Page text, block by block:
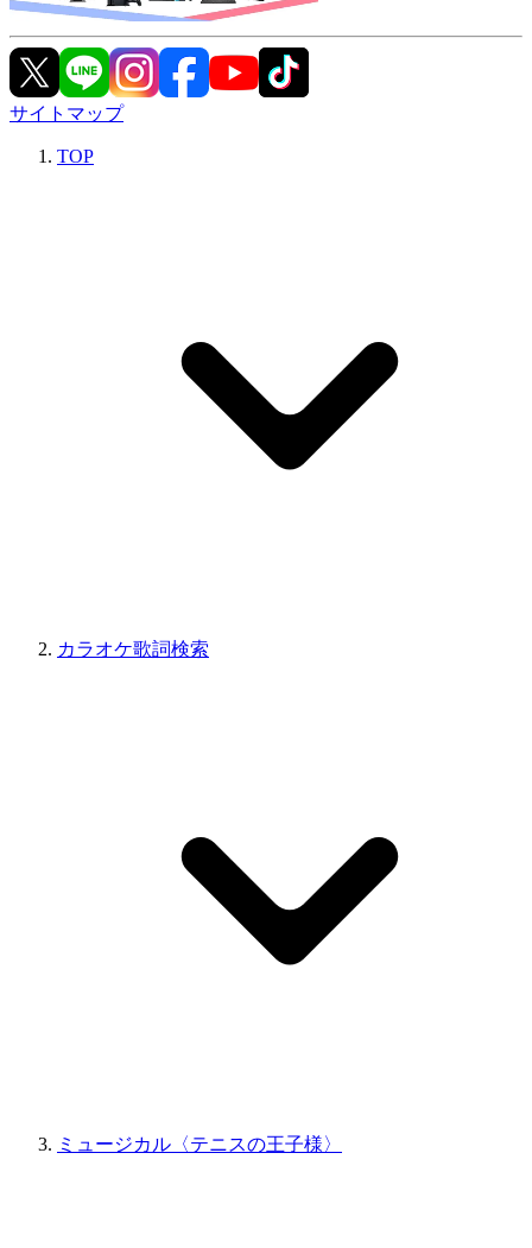
サイトマップ
TOP
カラオケ歌詞検索
ミュージカル〈テニスの王子様〉